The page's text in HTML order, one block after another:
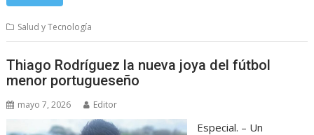
Salud y Tecnología
Thiago Rodríguez la nueva joya del fútbol
menor portugueseño
mayo 7, 2026 Editor
Especial. – Un